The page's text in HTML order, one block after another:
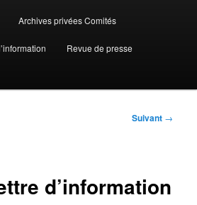
Archives privées Comités
Revue de presse
Suivant →
d’information